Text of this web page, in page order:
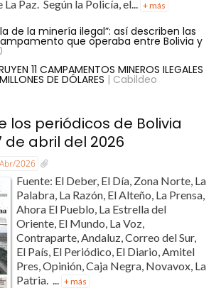
Paz. Según la Policía, el... + más
de la minería ilegal”: así describen las
que operaba entre Bolivia y
11 CAMPAMENTOS MINEROS ILEGALES
DE DÓLARES | Cabildeo
los periódicos de Bolivia
de abril del 2026
2026
Fuente: El Deber, El Día, Zona Norte, La
Palabra, La Razón, El Alteño, La Prensa,
Ahora El Pueblo, La Estrella del
Oriente, El Mundo, La Voz,
Contraparte, Andaluz, Correo del Sur,
El País, El Periódico, El Diario, Amitel
Pres, Opinión, Caja Negra, Novavox, La
Patria. ... + más